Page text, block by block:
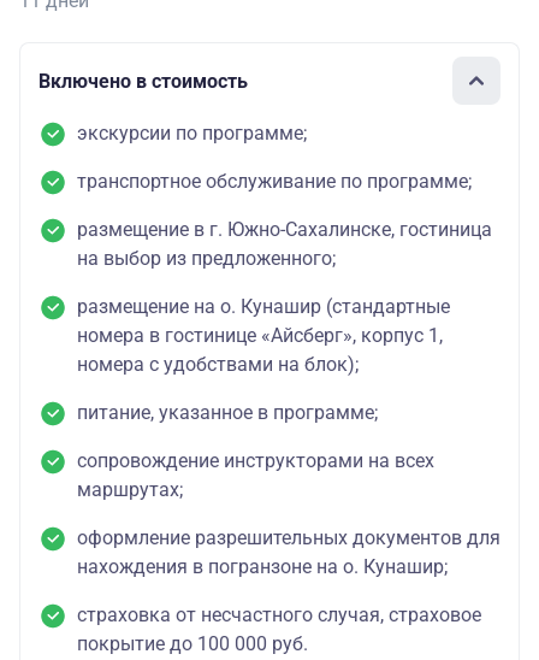
Включено в стоимость
экскурсии по программе;
транспортное обслуживание по программе;
размещение в г. Южно-Сахалинске, гостиница
на выбор из предложенного;
размещение на о. Кунашир (стандартные
номера в гостинице «Айсберг», корпус 1,
номера с удобствами на блок);
питание, указанное в программе;
сопровождение инструкторами на всех
маршрутах;
оформление разрешительных документов для
нахождения в погранзоне на о. Кунашир;
страховка от несчастного случая, страховое
покрытие до 100 000 руб.